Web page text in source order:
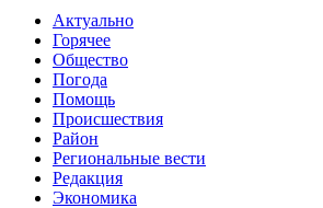
Актуально
Горячее
Общество
Погода
Помощь
Происшествия
Район
Региональные вести
Редакция
Экономика